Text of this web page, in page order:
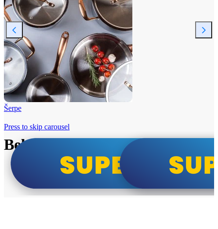
Šerpe
Beko i Tesla super cene
Press to skip carousel